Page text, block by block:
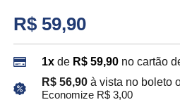
R$ 59,90
1x de R$ 59,90 no cartão
R$ 56,90à vista no boleto
Economize R$ 3,00